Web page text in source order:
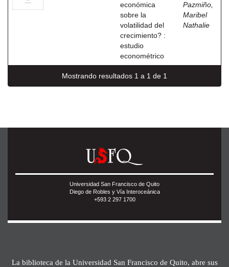
económica
sobre la
volatilidad del
crecimiento? :
estudio
econométrico
Pazmiño,
Maribel
Nathalie
Mostrando resultados 1 a 1 de 1
Universidad San Francisco de Quito
Diego de Robles y Vía Interoceánica
+593 2 297 1700
La biblioteca de la Universidad San Francisco de Quito, abre sus